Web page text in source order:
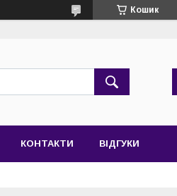
Кошик
КОНТАКТИ ВІДГУКИ